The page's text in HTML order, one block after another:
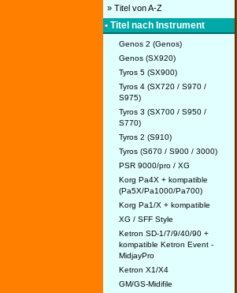
» Titel von A-Z
• Titel nach Instrument
Genos 2 (Genos)
Genos (SX920)
Tyros 5 (SX900)
Tyros 4 (SX720 / S970 /
S975)
Tyros 3 (SX700 / S950 /
S770)
Tyros 2 (S910)
Tyros (S670 / S900 / 3000)
PSR 9000/pro / XG
Korg Pa4X + kompatible
(Pa5X/Pa1000/Pa700)
Korg Pa1/X + kompatible
XG / SFF Style
Ketron SD-1/7/9/40/90 +
kompatible Ketron Event -
MidjayPro
Ketron X1/X4
GM/GS-Midifile